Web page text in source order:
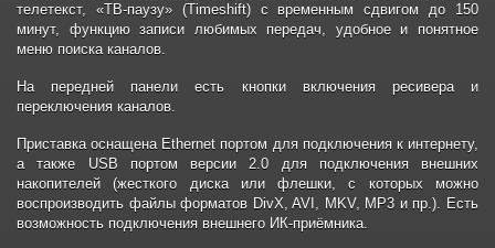
телетекст, «ТВ-паузу» (Timeshift) с временным сдвигом до 150
минут, функцию записи любимых передач, удобное и понятное
меню поиска каналов.
На передней панели есть кнопки включения ресивера и
переключения каналов.
Приставка оснащена Ethernet портом для подключения к интернету,
а также USB портом версии 2.0 для подключения внешних
накопителей (жесткого диска или флешки, с которых можно
воспроизводить файлы форматов DivX, AVI, MKV, MP3 и пр.). Есть
возможность подключения внешнего ИК-приёмника.